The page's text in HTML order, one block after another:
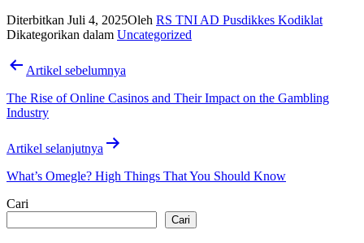
Diterbitkan Juli 4, 2025Oleh RS TNI AD Pusdikkes Kodiklat
Dikategorikan dalam Uncategorized
Navigasi
Artikel sebelumnya
The Rise of Online Casinos and Their Impact on the Gambling
Industry
Artikel selanjutnya
What’s Omegle? High Things That You Should Know
Cari
Cari